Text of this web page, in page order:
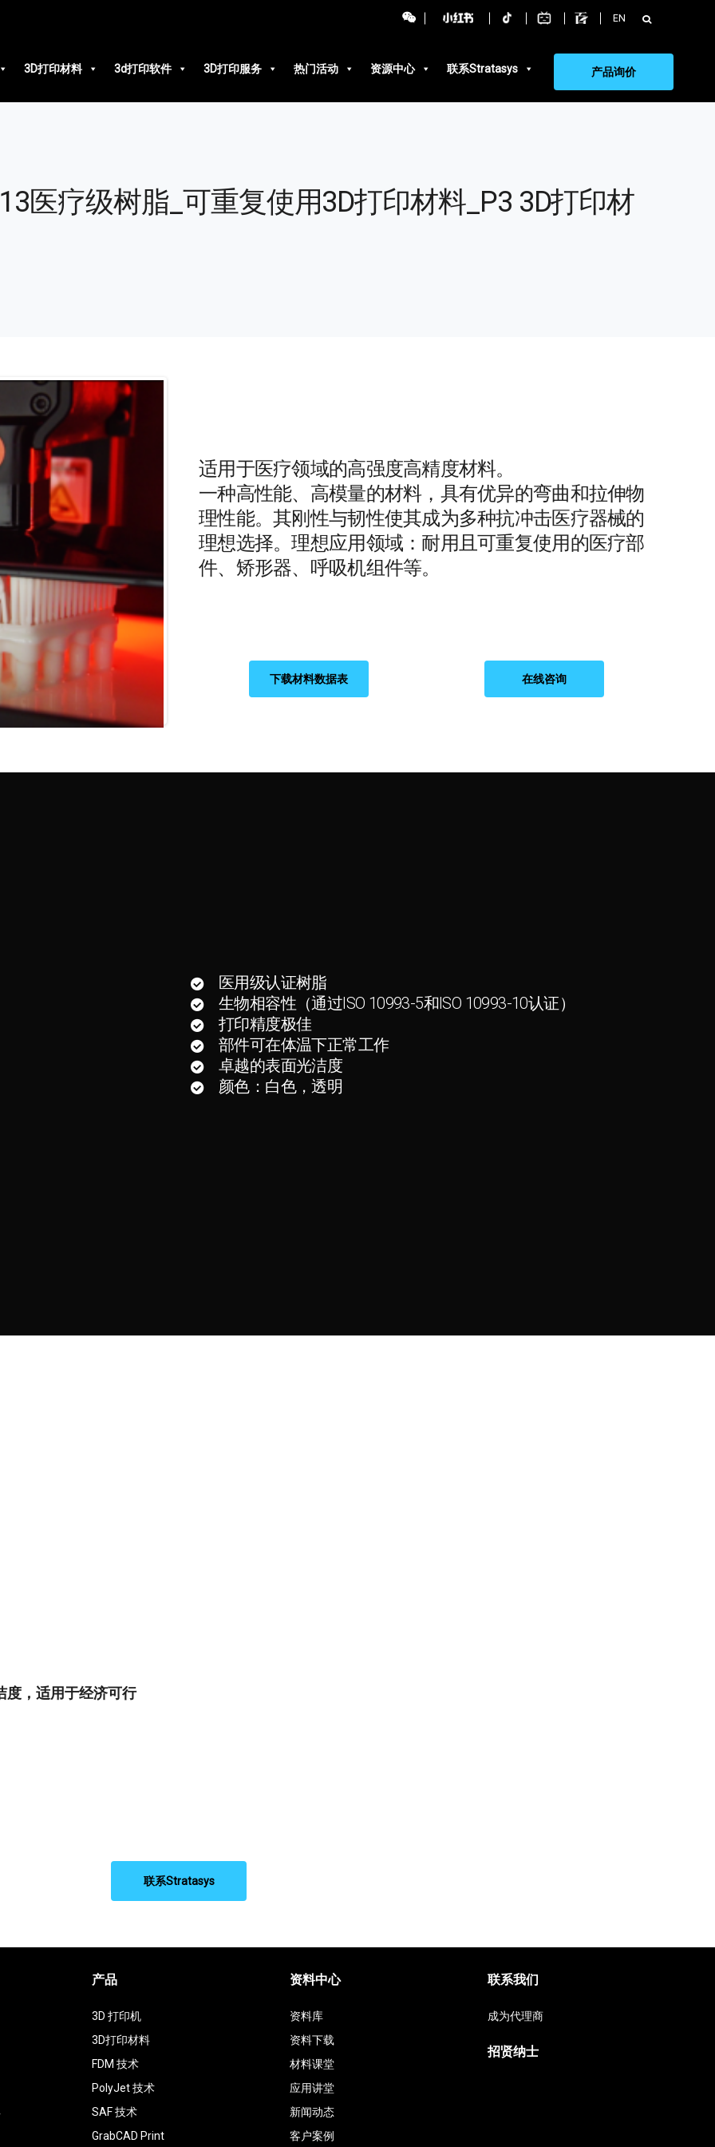
EN 搜
索：
3D打印材料
3d打印软件 3D打印服务 热门活动 资源中心 联系Stratasys 产品询价
医疗级树脂_可重复使用3D打印材料_P3 3D打印材
适用于医疗领域的高强度高精度材料。
一种高性能、高模量的材料，具有优异的弯曲和拉伸物
理性能。其刚性与韧性使其成为多种抗冲击医疗器械的
理想选择。理想应用领域：耐用且可重复使用的医疗部
件、矫形器、呼吸机组件等。
下载材料数据表 在线咨询
医用级认证树脂
生物相容性（通过ISO 10993-5和ISO 10993-10认证）
打印精度极佳
部件可在体温下正常工作
卓越的表面光洁度
颜色：白色，透明
度，适用于经济可行
联系Stratasys
产品
3D 打印机
3D打印材料
FDM 技术
PolyJet 技术
SAF 技术
GrabCAD Print
资料中心
资料库
资料下载
材料课堂
应用讲堂
新闻动态
客户案例
联系我们
成为代理商
招贤纳士